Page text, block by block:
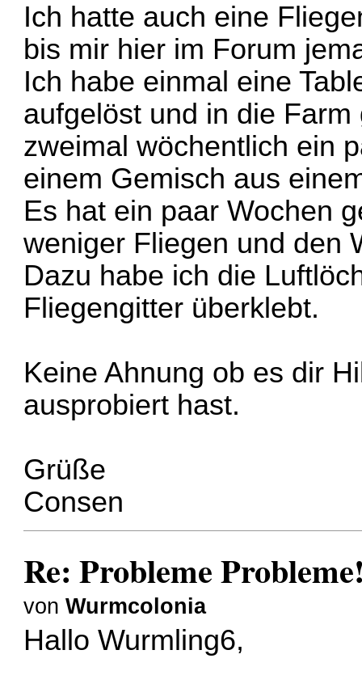
Ich hatte auch eine
bis mir hier im Forum
Ich habe einmal eine
aufgelöst und in die
zweimal wöchentlich ein
einem Gemisch aus
Es hat ein paar Wochen
weniger Fliegen und den
Dazu habe ich die
Fliegengitter überklebt.
Keine Ahnung ob es dir
ausprobiert hast.
Grüße
Consen
Re: Probleme
vonWurmcolonia
Hallo Wurmling6,